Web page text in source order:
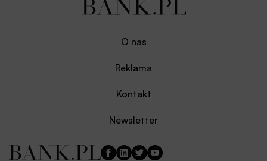
O nas
Reklama
Kontakt
Newsletter